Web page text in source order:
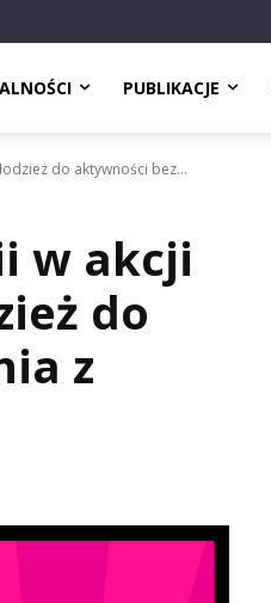
PUBLIKACJE
do aktywności bez...
w akcji
do
z